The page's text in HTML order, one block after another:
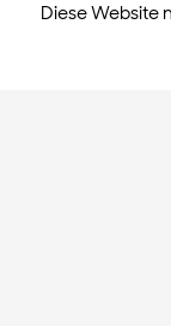
FRIENDS &
Orange
Diese Website